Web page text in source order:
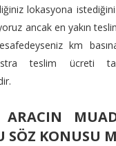
lokasyona
ancak en yakın
km
teslim ücreti
ARACIN
SÖZ KONUSU